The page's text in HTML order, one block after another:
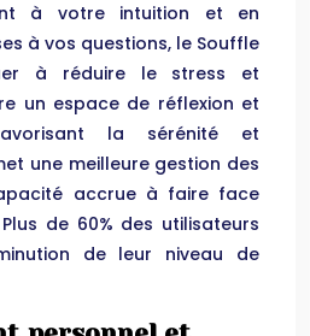
à votre intuition et en
à vos questions, le Souffle
à réduire le stress et
un espace de réflexion et
la sérénité et
une meilleure gestion des
accrue à faire face
de 60% des utilisateurs
de leur niveau de